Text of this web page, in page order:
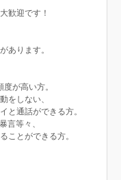
歓迎です！
あります。
が高い方。
をしない、
と通話ができる方。
言等々、
ことができる方。